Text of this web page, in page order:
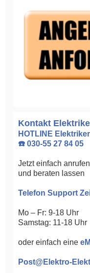
Kontakt
HOTLINE Elektriker
☎️ 030-55 27 84 05
Jetzt einfach
und beraten lassen
Telefon Support
Mo – Fr: 9-18 Uhr
Samstag: 11-18 Uhr
oder einfach eine
Post@Elektro-